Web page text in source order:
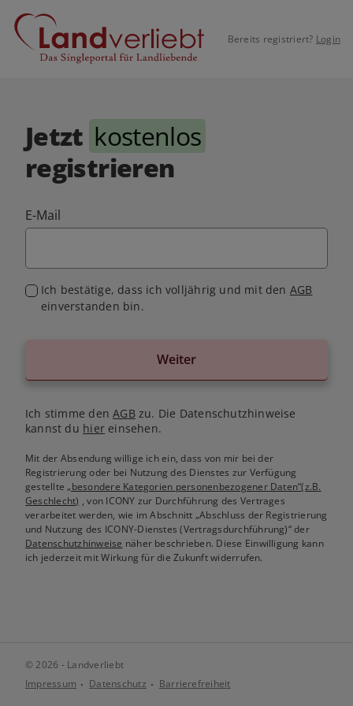
Bereits registriert? Login
Jetzt kostenlos
registrieren
E-Mail
Ich bestätige, dass ich volljährig und mit den AGB
einverstanden bin.
Weiter
Ich stimme denAGB zu. Die Datenschutzhinweise
kannst du hiereinsehen.
Mit der Absendung willige ich ein, dass von mir bei der
Registrierung oder bei Nutzung des Dienstes zur Verfügung
gestellte„besondere Kategorien personenbezogener Daten“(z.B.
Geschlecht) , von ICONY zur Durchführung des Vertrages
verarbeitet werden, wie im Abschnitt „Abschluss der Registrierung
und Nutzung des ICONY-Dienstes (Vertragsdurchführung)“ der
Datenschutzhinweise näher beschrieben. Diese Einwilligung kann
ich jederzeit mit Wirkung für die Zukunft widerrufen.
© 2026 - Landverliebt
Impressum
Datenschutz Barrierefreiheit